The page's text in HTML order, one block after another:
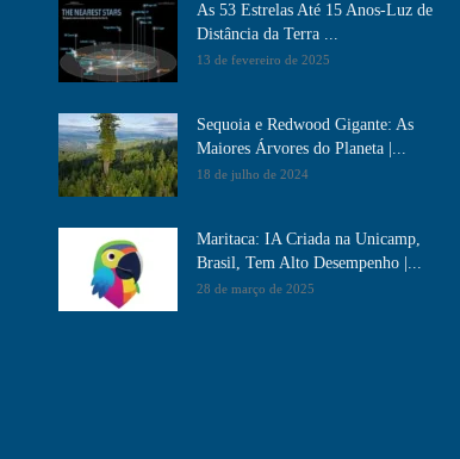
As 53 Estrelas Até 15 Anos-Luz de
Distância da Terra ...
13 de fevereiro de 2025
Sequoia e Redwood Gigante: As
Maiores Árvores do Planeta |...
18 de julho de 2024
Maritaca: IA Criada na Unicamp,
Brasil, Tem Alto Desempenho​ |...
28 de março de 2025